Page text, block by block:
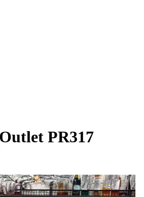
PR317